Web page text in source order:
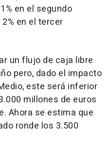
en el segundo
en el tercer
un flujo de caja libre
pero, dado el impacto
este será inferior
millones de euros
Ahora se estima que
ronde los 3.500